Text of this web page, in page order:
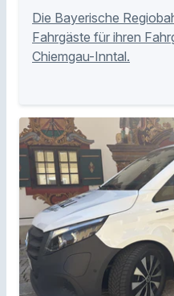
Die Bayerische
Fahrgäste für ihren
Chiemgau-Inntal.